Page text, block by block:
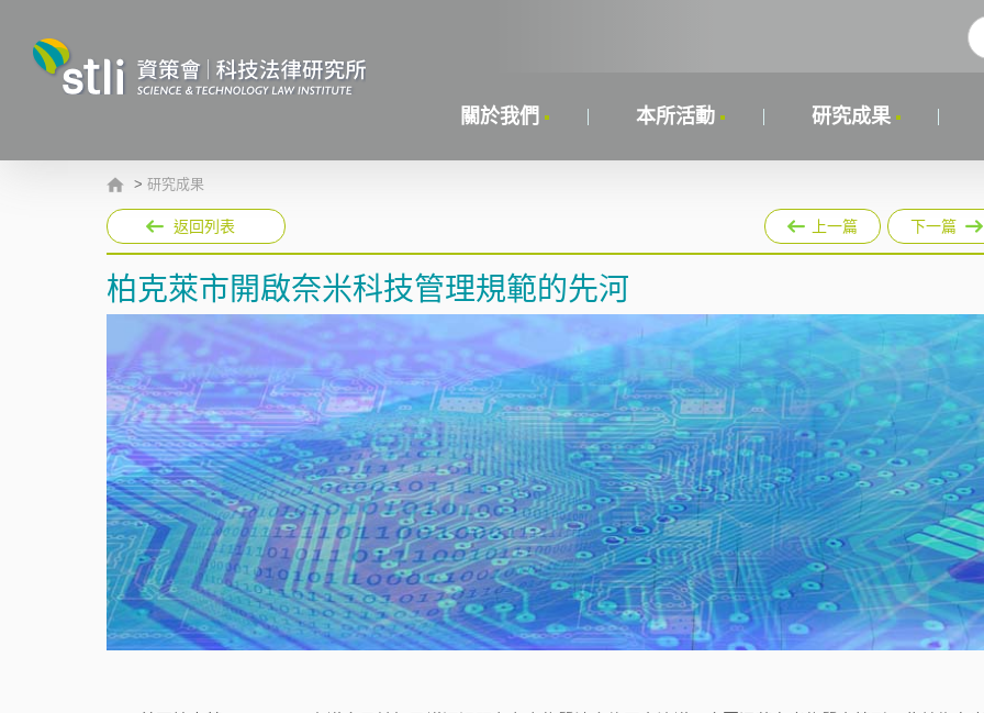
關於我們 本所活動 研究成果
> 研究成果
返回列表 上一篇 下一篇
柏克萊市開啟奈米科技管理規範的先河